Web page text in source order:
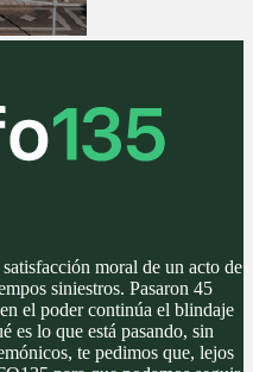
moral de un acto de
siniestros. Pasaron 45
el poder continúa el blindaje
es lo que está pasando, sin
te pedimos que, lejos